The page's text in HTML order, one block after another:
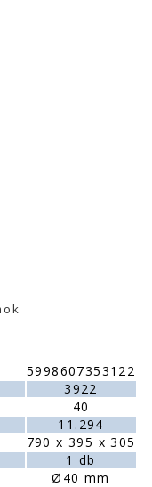
5998607353122
3922
40
11.294
790 x 395 x 305
1 db
Ø40 mm